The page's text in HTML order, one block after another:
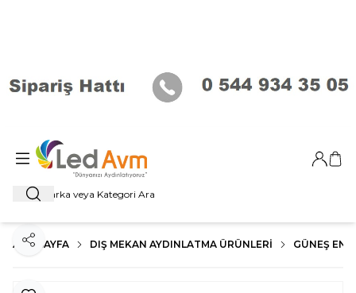
Ara
Giriş
ANA SAYFA DIŞ MEKAN AYDINLATMA ÜRÜNLERI GÜNEŞ
Paylaş